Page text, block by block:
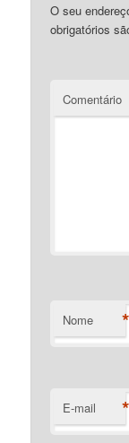
O seu
obrigatórios
Comentário
Nome *
E-mail *